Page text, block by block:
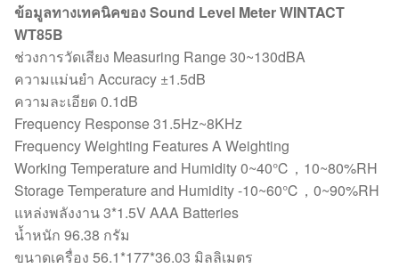
ข้อมูลทางเทคนิคของ Sound Level Meter WINTACT
WT85B
ช่วงการวัดเสียง Measuring Range 30~130dBA
ความแม่นยำ Accuracy ±1.5dB
ความละเอียด 0.1dB
Frequency Response 31.5Hz~8KHz
Frequency Weighting Features A Weighting
Working Temperature and Humidity 0~40℃，10~80%RH
Storage Temperature and Humidity -10~60℃，0~90%RH
แหล่งพลังงาน 3*1.5V AAA Batteries
น้ำหนัก 96.38 กรัม
ขนาดเครื่อง 56.1*177*36.03 มิลลิเมตร